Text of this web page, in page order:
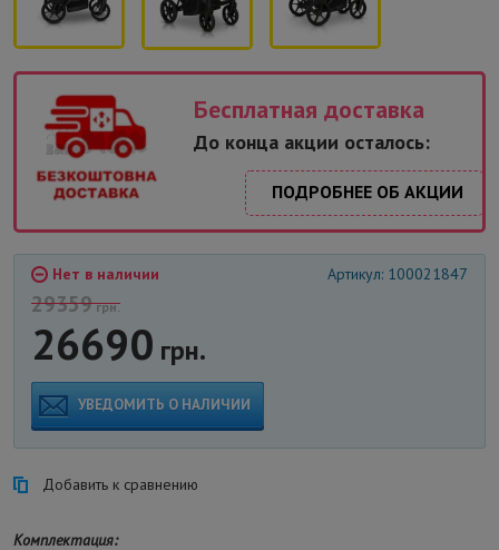
Бесплатная доставка
До конца акции осталось:
ПОДРОБНЕЕ ОБ АКЦИИ
Нет в наличии Артикул: 100021847
29359грн.
26690 грн.
УВЕДОМИТЬ О НАЛИЧИИ
Добавить к сравнению
Комплектация: